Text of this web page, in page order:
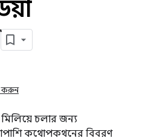
করুন
মিলিয়ে চলার জন্য
কথোপকথনের বিবরণ